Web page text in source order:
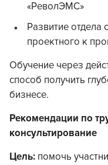
«РеволЭМС»
Развитие отдела
проектного к
Обучение через
способ получить
бизнесе.
Рекомендации по
консультирование
Цель: помочь